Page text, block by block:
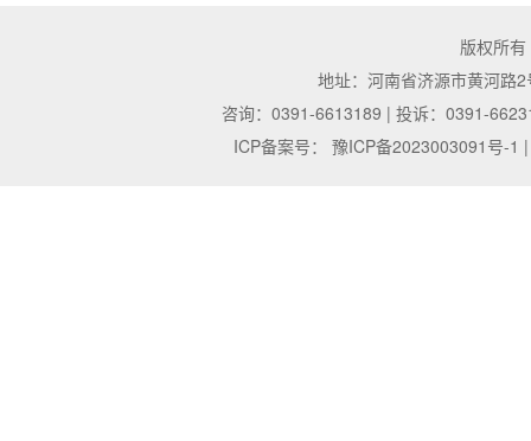
版权所
地址：河南省济源市黄河路
咨询：0391-6613189 | 投诉：0391-
ICP备案号：
豫ICP备2023003091号-1